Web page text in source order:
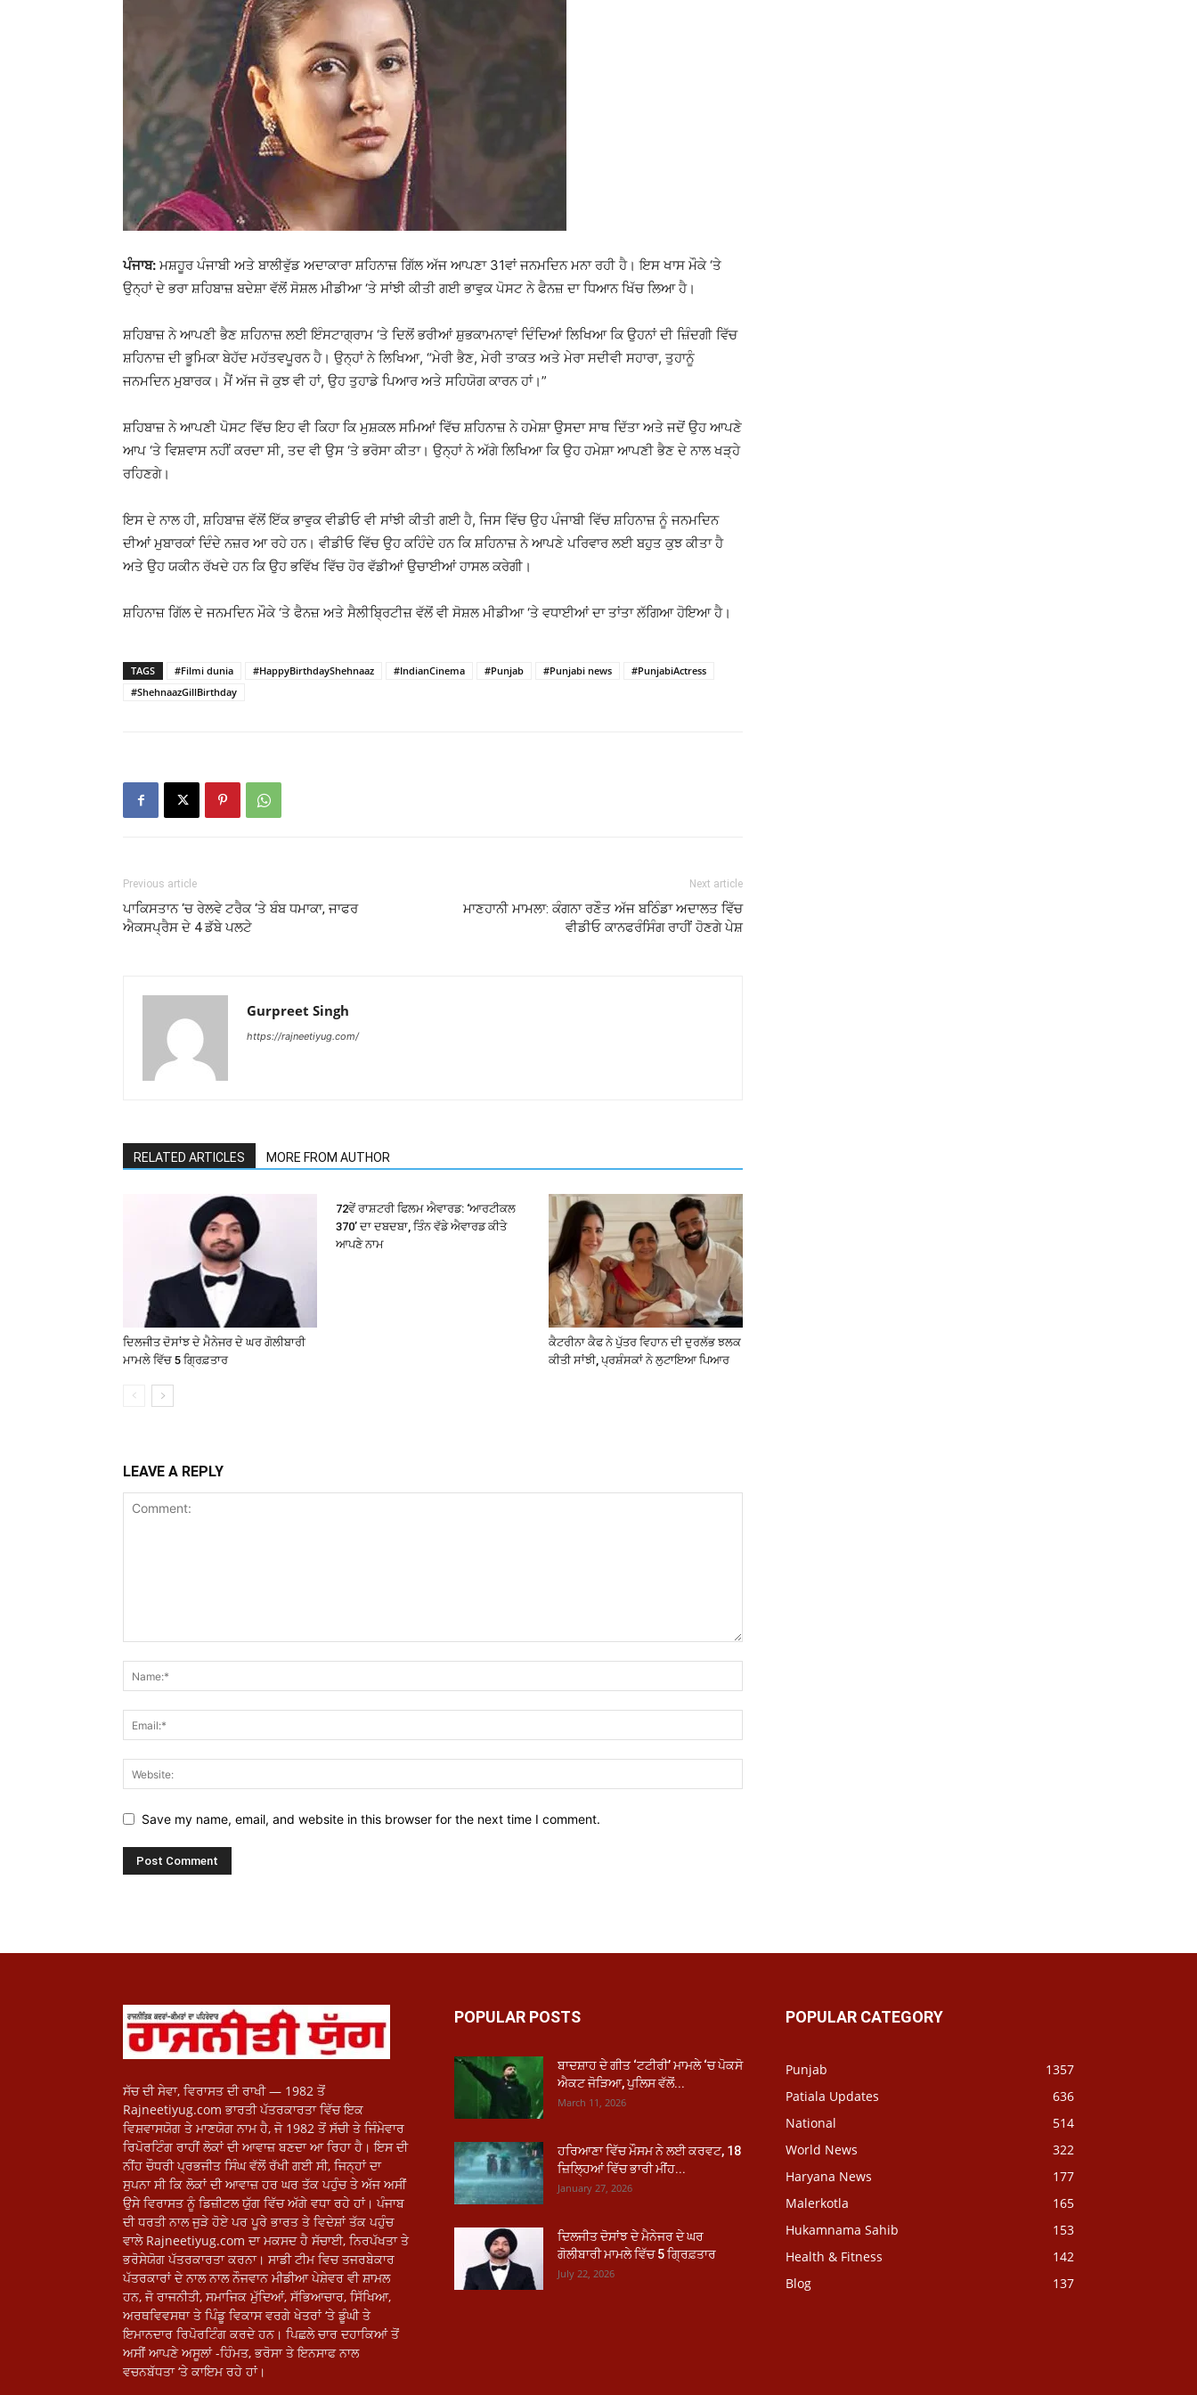
ਪੰਜਾਬ: ਮਸ਼ਹੂਰ ਪੰਜਾਬੀ ਅਤੇ ਬਾਲੀਵੁੱਡ ਅਦਾਕਾਰਾ ਸ਼ਹਿਨਾਜ਼ ਗਿੱਲ ਅੱਜ ਆਪਣਾ 31ਵਾਂ ਜਨਮਦਿਨ ਮਨਾ ਰਹੀ ਹੈ। ਇਸ ਖਾਸ ਮੌਕੇ ‘ਤੇ
ਉਨ੍ਹਾਂ ਦੇ ਭਰਾ ਸ਼ਹਿਬਾਜ਼ ਬਦੇਸ਼ਾ ਵੱਲੋਂ ਸੋਸ਼ਲ ਮੀਡੀਆ ‘ਤੇ ਸਾਂਝੀ ਕੀਤੀ ਗਈ ਭਾਵੁਕ ਪੋਸਟ ਨੇ ਫੈਨਜ਼ ਦਾ ਧਿਆਨ ਖਿੱਚ ਲਿਆ ਹੈ।
ਸ਼ਹਿਬਾਜ਼ ਨੇ ਆਪਣੀ ਭੈਣ ਸ਼ਹਿਨਾਜ਼ ਲਈ ਇੰਸਟਾਗ੍ਰਾਮ ‘ਤੇ ਦਿਲੋਂ ਭਰੀਆਂ ਸ਼ੁਭਕਾਮਨਾਵਾਂ ਦਿੰਦਿਆਂ ਲਿਖਿਆ ਕਿ ਉਹਨਾਂ ਦੀ ਜ਼ਿੰਦਗੀ ਵਿੱਚ
ਸ਼ਹਿਨਾਜ਼ ਦੀ ਭੂਮਿਕਾ ਬੇਹੱਦ ਮਹੱਤਵਪੂਰਨ ਹੈ। ਉਨ੍ਹਾਂ ਨੇ ਲਿਖਿਆ, “ਮੇਰੀ ਭੈਣ, ਮੇਰੀ ਤਾਕਤ ਅਤੇ ਮੇਰਾ ਸਦੀਵੀ ਸਹਾਰਾ, ਤੁਹਾਨੂੰ
ਜਨਮਦਿਨ ਮੁਬਾਰਕ। ਮੈਂ ਅੱਜ ਜੋ ਕੁਝ ਵੀ ਹਾਂ, ਉਹ ਤੁਹਾਡੇ ਪਿਆਰ ਅਤੇ ਸਹਿਯੋਗ ਕਾਰਨ ਹਾਂ।”
ਸ਼ਹਿਬਾਜ਼ ਨੇ ਆਪਣੀ ਪੋਸਟ ਵਿੱਚ ਇਹ ਵੀ ਕਿਹਾ ਕਿ ਮੁਸ਼ਕਲ ਸਮਿਆਂ ਵਿੱਚ ਸ਼ਹਿਨਾਜ਼ ਨੇ ਹਮੇਸ਼ਾ ਉਸਦਾ ਸਾਥ ਦਿੱਤਾ ਅਤੇ ਜਦੋਂ ਉਹ ਆਪਣੇ
ਆਪ ‘ਤੇ ਵਿਸ਼ਵਾਸ ਨਹੀਂ ਕਰਦਾ ਸੀ, ਤਦ ਵੀ ਉਸ ‘ਤੇ ਭਰੋਸਾ ਕੀਤਾ। ਉਨ੍ਹਾਂ ਨੇ ਅੱਗੇ ਲਿਖਿਆ ਕਿ ਉਹ ਹਮੇਸ਼ਾ ਆਪਣੀ ਭੈਣ ਦੇ ਨਾਲ ਖੜ੍ਹੇ
ਰਹਿਣਗੇ।
ਇਸ ਦੇ ਨਾਲ ਹੀ, ਸ਼ਹਿਬਾਜ਼ ਵੱਲੋਂ ਇੱਕ ਭਾਵੁਕ ਵੀਡੀਓ ਵੀ ਸਾਂਝੀ ਕੀਤੀ ਗਈ ਹੈ, ਜਿਸ ਵਿੱਚ ਉਹ ਪੰਜਾਬੀ ਵਿੱਚ ਸ਼ਹਿਨਾਜ਼ ਨੂੰ ਜਨਮਦਿਨ
ਦੀਆਂ ਮੁਬਾਰਕਾਂ ਦਿੰਦੇ ਨਜ਼ਰ ਆ ਰਹੇ ਹਨ। ਵੀਡੀਓ ਵਿੱਚ ਉਹ ਕਹਿੰਦੇ ਹਨ ਕਿ ਸ਼ਹਿਨਾਜ਼ ਨੇ ਆਪਣੇ ਪਰਿਵਾਰ ਲਈ ਬਹੁਤ ਕੁਝ ਕੀਤਾ ਹੈ
ਅਤੇ ਉਹ ਯਕੀਨ ਰੱਖਦੇ ਹਨ ਕਿ ਉਹ ਭਵਿੱਖ ਵਿੱਚ ਹੋਰ ਵੱਡੀਆਂ ਉਚਾਈਆਂ ਹਾਸਲ ਕਰੇਗੀ।
ਸ਼ਹਿਨਾਜ਼ ਗਿੱਲ ਦੇ ਜਨਮਦਿਨ ਮੌਕੇ ‘ਤੇ ਫੈਨਜ਼ ਅਤੇ ਸੈਲੀਬ੍ਰਿਟੀਜ਼ ਵੱਲੋਂ ਵੀ ਸੋਸ਼ਲ ਮੀਡੀਆ ‘ਤੇ ਵਧਾਈਆਂ ਦਾ ਤਾਂਤਾ ਲੱਗਿਆ ਹੋਇਆ ਹੈ।
TAGS #Filmi dunia #HappyBirthdayShehnaaz #IndianCinema #Punjab #Punjabi news
#PunjabiActress
#ShehnaazGillBirthday
Previous article
ਪਾਕਿਸਤਾਨ ‘ਚ ਰੇਲਵੇ ਟਰੈਕ ‘ਤੇ ਬੰਬ ਧਮਾਕਾ, ਜਾਫਰ
ਐਕਸਪ੍ਰੈਸ ਦੇ 4 ਡੱਬੇ ਪਲਟੇ
Next article
ਮਾਣਹਾਨੀ ਮਾਮਲਾ: ਕੰਗਨਾ ਰਣੌਤ ਅੱਜ ਬਠਿੰਡਾ ਅਦਾਲਤ ਵਿੱਚ
ਵੀਡੀਓ ਕਾਨਫਰੰਸਿੰਗ ਰਾਹੀਂ ਹੋਣਗੇ ਪੇਸ਼
Gurpreet Singh
https://rajneetiyug.com/
RELATED ARTICLES MORE FROM AUTHOR
ਦਿਲਜੀਤ ਦੋਸਾਂਝ ਦੇ ਮੈਨੇਜਰ ਦੇ ਘਰ ਗੋਲੀਬਾਰੀ
ਮਾਮਲੇ ਵਿੱਚ 5 ਗ੍ਰਿਫ਼ਤਾਰ
72ਵੇਂ ਰਾਸ਼ਟਰੀ ਫਿਲਮ ਐਵਾਰਡ: ‘ਆਰਟੀਕਲ
370’ ਦਾ ਦਬਦਬਾ, ਤਿੰਨ ਵੱਡੇ ਐਵਾਰਡ ਕੀਤੇ
ਆਪਣੇ ਨਾਮ
ਕੈਟਰੀਨਾ ਕੈਫ ਨੇ ਪੁੱਤਰ ਵਿਹਾਨ ਦੀ ਦੁਰਲੱਭ ਝਲਕ
ਕੀਤੀ ਸਾਂਝੀ, ਪ੍ਰਸ਼ੰਸਕਾਂ ਨੇ ਲੁਟਾਇਆ ਪਿਆਰ
LEAVE A REPLY
Save my name, email, and website in this browser for the next time I comment.
ਸੱਚ ਦੀ ਸੇਵਾ, ਵਿਰਾਸਤ ਦੀ ਰਾਖੀ — 1982 ਤੋਂ
Rajneetiyug.com ਭਾਰਤੀ ਪੱਤਰਕਾਰਤਾ ਵਿੱਚ ਇਕ
ਵਿਸ਼ਵਾਸਯੋਗ ਤੇ ਮਾਣਯੋਗ ਨਾਮ ਹੈ, ਜੋ 1982 ਤੋਂ ਸੱਚੀ ਤੇ ਜਿੰਮੇਵਾਰ
ਰਿਪੋਰਟਿੰਗ ਰਾਹੀਂ ਲੋਕਾਂ ਦੀ ਆਵਾਜ਼ ਬਣਦਾ ਆ ਰਿਹਾ ਹੈ। ਇਸ ਦੀ
ਨੀਂਹ ਚੌਧਰੀ ਪ੍ਰਭਜੀਤ ਸਿੰਘ ਵੱਲੋਂ ਰੱਖੀ ਗਈ ਸੀ, ਜਿਨ੍ਹਾਂ ਦਾ
ਸੁਪਨਾ ਸੀ ਕਿ ਲੋਕਾਂ ਦੀ ਆਵਾਜ਼ ਹਰ ਘਰ ਤੱਕ ਪਹੁੰਚ ਤੇ ਅੱਜ ਅਸੀਂ
ਉਸੇ ਵਿਰਾਸਤ ਨੂੰ ਡਿਜ਼ੀਟਲ ਯੁੱਗ ਵਿੱਚ ਅੱਗੇ ਵਧਾ ਰਹੇ ਹਾਂ। ਪੰਜਾਬ
ਦੀ ਧਰਤੀ ਨਾਲ ਜੁੜੇ ਹੋਏ ਪਰ ਪੂਰੇ ਭਾਰਤ ਤੇ ਵਿਦੇਸ਼ਾਂ ਤੱਕ ਪਹੁੰਚ
ਵਾਲੇ Rajneetiyug.com ਦਾ ਮਕਸਦ ਹੈ ਸੱਚਾਈ, ਨਿਰਪੱਖਤਾ ਤੇ
ਭਰੋਸੇਯੋਗ ਪੱਤਰਕਾਰਤਾ ਕਰਨਾ। ਸਾਡੀ ਟੀਮ ਵਿਚ ਤਜਰਬੇਕਾਰ
ਪੱਤਰਕਾਰਾਂ ਦੇ ਨਾਲ ਨਾਲ ਨੌਜਵਾਨ ਮੀਡੀਆ ਪੇਸ਼ੇਵਰ ਵੀ ਸ਼ਾਮਲ
ਹਨ, ਜੋ ਰਾਜਨੀਤੀ, ਸਮਾਜਿਕ ਮੁੱਦਿਆਂ, ਸੱਭਿਆਚਾਰ, ਸਿੱਖਿਆ,
ਅਰਥਵਿਵਸਥਾ ਤੇ ਪਿੰਡੂ ਵਿਕਾਸ ਵਰਗੇ ਖੇਤਰਾਂ ‘ਤੇ ਡੂੰਘੀ ਤੇ
ਇਮਾਨਦਾਰ ਰਿਪੋਰਟਿੰਗ ਕਰਦੇ ਹਨ। ਪਿਛਲੇ ਚਾਰ ਦਹਾਕਿਆਂ ਤੋਂ
ਅਸੀਂ ਆਪਣੇ ਅਸੂਲਾਂ -ਹਿੰਮਤ, ਭਰੋਸਾ ਤੇ ਇਨਸਾਫ ਨਾਲ
ਵਚਨਬੱਧਤਾ ‘ਤੇ ਕਾਇਮ ਰਹੇ ਹਾਂ।
POPULAR POSTS
ਬਾਦਸ਼ਾਹ ਦੇ ਗੀਤ ‘ਟਟੀਰੀ’ ਮਾਮਲੇ ‘ਚ ਪੋਕਸੋ
ਐਕਟ ਜੋੜਿਆ, ਪੁਲਿਸ ਵੱਲੋਂ...
March 11, 2026
ਹਰਿਆਣਾ ਵਿੱਚ ਮੌਸਮ ਨੇ ਲਈ ਕਰਵਟ, 18
ਜ਼ਿਲ੍ਹਿਆਂ ਵਿੱਚ ਭਾਰੀ ਮੀਂਹ...
January 27, 2026
ਦਿਲਜੀਤ ਦੋਸਾਂਝ ਦੇ ਮੈਨੇਜਰ ਦੇ ਘਰ
ਗੋਲੀਬਾਰੀ ਮਾਮਲੇ ਵਿੱਚ 5 ਗ੍ਰਿਫ਼ਤਾਰ
July 22, 2026
POPULAR CATEGORY
Punjab
1357
Patiala Updates
636
National
514
World News
322
Haryana News
177
Malerkotla
165
Hukamnama Sahib
153
Health & Fitness
142
Blog
137